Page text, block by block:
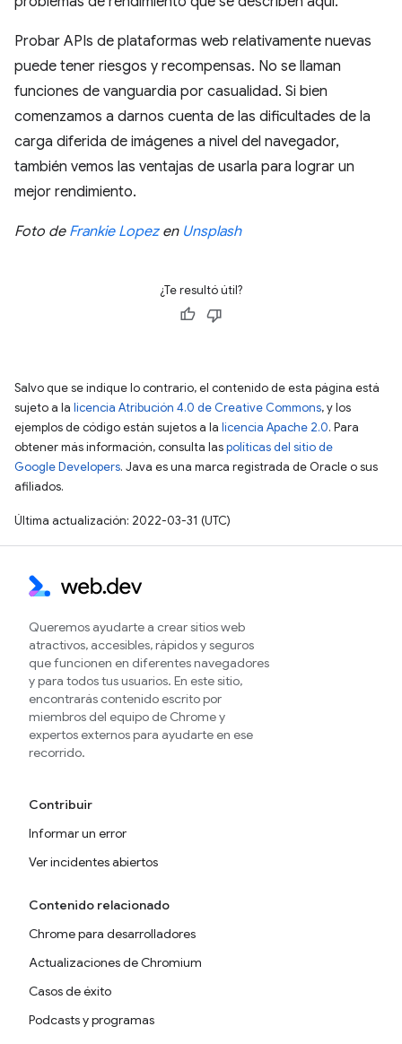
Probar APIs de plataformas web relativamente nuevas
puede tener riesgos y recompensas. No se llaman
funciones de vanguardia por casualidad. Si bien
comenzamos a darnos cuenta de las dificultades de la
carga diferida de imágenes a nivel del navegador,
también vemos las ventajas de usarla para lograr un
mejor rendimiento.
Foto de Frankie Lopezen Unsplash
¿Te resultó útil?
Salvo que se indique lo contrario, el contenido de esta página está
sujeto a la licencia Atribución 4.0 de Creative Commons, y los
ejemplos de código están sujetos a la licencia Apache 2.0. Para
obtener más información, consulta laspolíticas del sitio de
Google Developers. Java es una marca registrada de Oracle o sus
afiliados.
Última actualización: 2022-03-31 (UTC)
Queremos ayudarte a crear sitios web
atractivos, accesibles, rápidos y seguros
que funcionen en diferentes navegadores
y para todos tus usuarios. En este sitio,
encontrarás contenido escrito por
miembros del equipo de Chrome y
expertos externos para ayudarte en ese
recorrido.
Contribuir
Informar un error
Ver incidentes abiertos
Contenido relacionado
Chrome para desarrolladores
Actualizaciones de Chromium
Casos de éxito
Podcasts y programas